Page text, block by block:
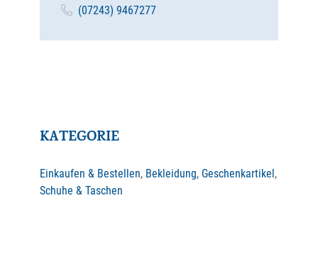
(07243) 9467277
KATEGORIE
Einkaufen & Bestellen, Bekleidung, Geschenkartikel,
Schuhe & Taschen